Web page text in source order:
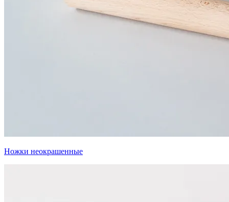
Ножки неокрашенные